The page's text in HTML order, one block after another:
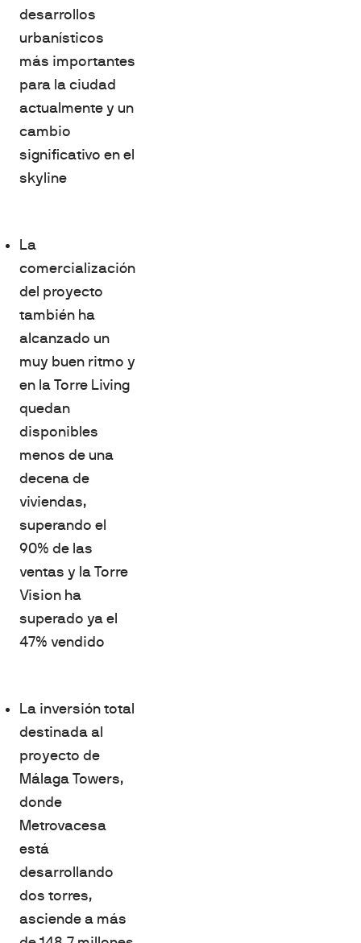
desarrollos
urbanísticos
más importantes
para la ciudad
actualmente y un
cambio
significativo en el
skyline
La
comercialización
del proyecto
también ha
alcanzado un
muy buen ritmo y
en la Torre Living
quedan
disponibles
menos de una
decena de
viviendas,
superando el
90% de las
ventas y la Torre
Vision ha
superado ya el
47% vendido
La inversión total
destinada al
proyecto de
Málaga Towers,
donde
Metrovacesa
está
desarrollando
dos torres,
asciende a más